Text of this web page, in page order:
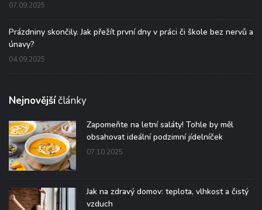
07.09.2025
Prázdniny skončily. Jak přežít první dny v práci či škole bez nervů a
únavy?
04.09.2025
Nejnovějšíčlánky
Zapomeňte na letní saláty! Tohle by měl
obsahovat ideální podzimní jídelníček
07.10.2025
Jak na zdravý domov: teplota, vlhkost a čistý
vzduch